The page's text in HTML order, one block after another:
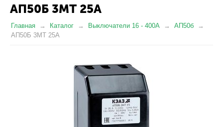
АП50Б 3МТ 25А
Главная Каталог Выключатели 16 - 400А
АП50б
АП50Б 3МТ 25А